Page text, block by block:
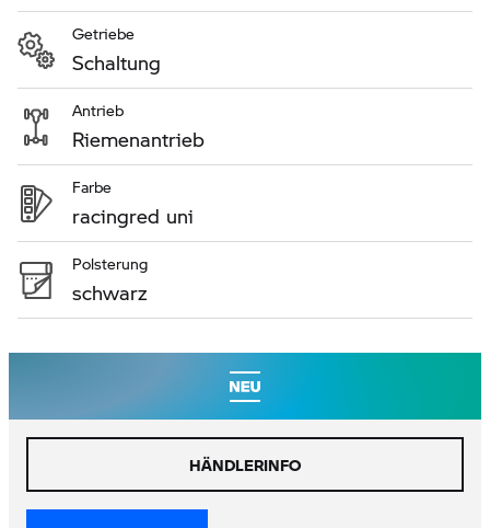
Getriebe
Schaltung
Antrieb
Riemenantrieb
Farbe
racingred uni
Polsterung
schwarz
HÄNDLERINFO